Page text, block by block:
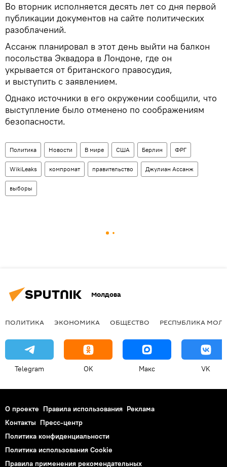
Во вторник исполняется десять лет со дня первой
публикации документов на сайте политических
разоблачений.
Ассанж планировал в этот день выйти на балкон
посольства Эквадора в Лондоне, где он
укрывается от британского правосудия,
и выступить с заявлением.
Однако источники в его окружении сообщили, что
выступление было отменено по соображениям
безопасности.
Политика Новости В мире США Берлин ФРГ
WikiLeaks компромат правительство Джулиан Ассанж
выборы
Молдова
ПОЛИТИКА ЭКОНОМИКА ОБЩЕСТВО РЕСПУБЛИКА
Telegram OK Макс VK
О проекте Правила использования Реклама
Контакты Пресс-центр
Политика конфиденциальности
Политика использования Cookie
Правила применения рекомендательных